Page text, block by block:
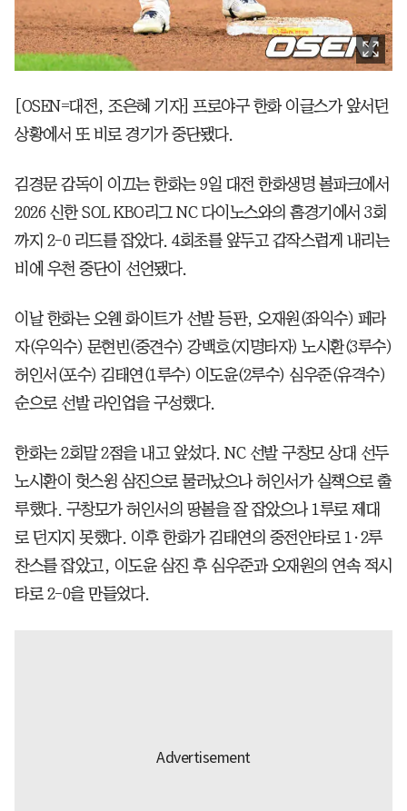
[OSEN=대전, 조은혜 기자] 프로야구 한화 이글스가 앞서던
상황에서 또 비로 경기가 중단됐다.
김경문 감독이 이끄는 한화는 9일 대전 한화생명 볼파크에서
2026 신한 SOL KBO리그 NC 다이노스와의 홈경기에서 3회
까지 2-0 리드를 잡았다. 4회초를 앞두고 갑작스럽게 내리는
비에 우천 중단이 선언됐다.
이날 한화는 오웬 화이트가 선발 등판, 오재원(좌익수) 페라
자(우익수) 문현빈(중견수) 강백호(지명타자) 노시환(3루수)
허인서(포수) 김태연(1루수) 이도윤(2루수) 심우준(유격수)
순으로 선발 라인업을 구성했다.
한화는 2회말 2점을 내고 앞섰다. NC 선발 구창모 상대 선두
노시환이 헛스윙 삼진으로 물러났으나 허인서가 실책으로 출
루했다. 구창모가 허인서의 땅볼을 잘 잡았으나 1루로 제대
로 던지지 못했다. 이후 한화가 김태연의 중전안타로 1·2루
찬스를 잡았고, 이도윤 삼진 후 심우준과 오재원의 연속 적시
타로 2-0을 만들었다.